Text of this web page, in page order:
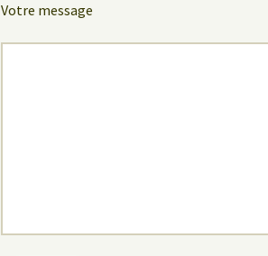
Votre message